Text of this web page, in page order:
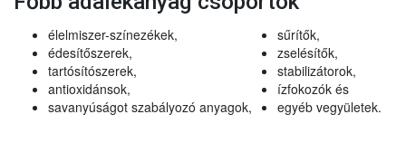
élelmiszer-színezékek,
édesítőszerek,
tartósítószerek,
antioxidánsok,
savanyúságot szabályozó anyagok,
sűrítők,
zselésítők,
stabilizátorok,
ízfokozók és
egyéb vegyületek.